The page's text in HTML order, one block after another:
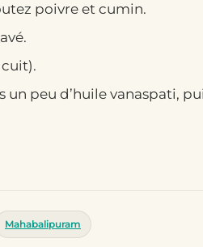
poivre et cumin.
un peu d’huile vanaspati,
Mahabalipuram